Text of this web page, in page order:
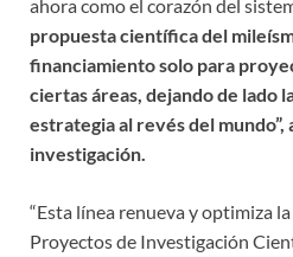
ahora como el corazón del
propuesta científica del
financiamiento solo para
ciertas áreas, dejando de lado
estrategia al revés del
investigación.
“Esta línea renueva y optimiza
Proyectos de Investigación